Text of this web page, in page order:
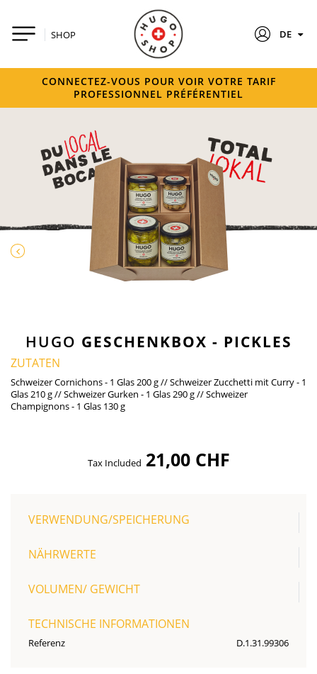
SHOP DE
CONNECTEZ-VOUS POUR VOIR VOTRE TARIF
PROFESSIONNEL PRÉFÉRENTIEL
HUGO GESCHENKBOX - PICKLES
ZUTATEN
Schweizer Cornichons - 1 Glas 200 g // Schweizer Zucchetti mit Curry - 1
Glas 210 g // Schweizer Gurken - 1 Glas 290 g // Schweizer
Champignons - 1 Glas 130 g
Tax Included 21,00 CHF
VERWENDUNG/SPEICHERUNG
NÄHRWERTE
VOLUMEN/ GEWICHT
TECHNISCHE INFORMATIONEN
Referenz D.1.31.99306